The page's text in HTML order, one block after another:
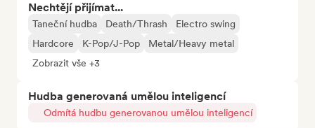
Nechtějí přijímat...
Taneční hudba Death/Thrash
Electro swing
Hardcore
K-Pop/J-Pop
Metal/Heavy metal
Zobrazit vše +3
Hudba generovaná umělou inteligencí
Odmítá hudbu generovanou umělou inteligencí